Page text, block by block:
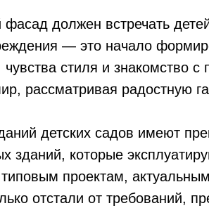
должен встречать
— это начало
стиля и знакомство с
рассматривая радостную
детских садов имеют
зданий, которые
проектам,
отстали от требований,